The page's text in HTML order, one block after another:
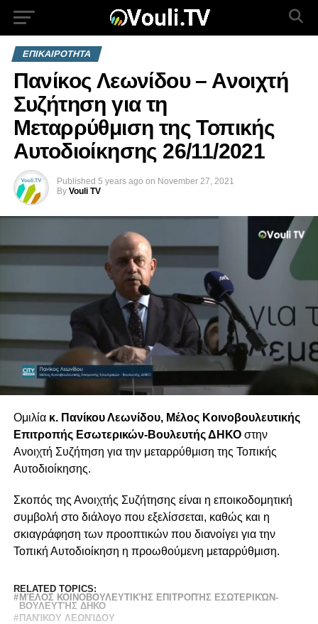
ΕΠΙΚΑΙΡΟΤΗΤΑ
Πανίκος Λεωνίδου – Ανοιχτή
Συζήτηση για τη
Μεταρρύθμιση της Τοπικής
Αυτοδιοίκησης 26/11/2021
Published 5 years ago on November 27, 2021
By Vouli TV
Ομιλίακ. Πανίκου Λεωνίδου, Μέλος Κοινοβουλευτικής
Επιτροπής Εσωτερικών-Βουλευτής ΔΗΚΟ στην
Ανοιχτή Συζήτηση για την μεταρρύθμιση της Τοπικής
Αυτοδιοίκησης.
Σκοπός της Ανοιχτής Συζήτησης είναι η εποικοδομητική
συμβολή στο διάλογο που εξελίσσεται, καθώς και η
σκιαγράφηση των προοπτικών που διανοίγει για την
Τοπική Αυτοδιοίκηση η προωθούμενη μεταρρύθμιση.
RELATED TOPICS:
ΜΈΛΟΣ ΚΟΙΝΟΒΟΥΛΕΥΤΙΚΉΣ ΕΠΙΤΡΟΠΉΣ ΕΣΩΤΕΡΙΚΏΝ-
ΒΟΥΛΕΥΤΉΣ ΔΗΚΟ
ΠΑΝΊΚΟΥ ΛΕΩΝΊΔΟΥ